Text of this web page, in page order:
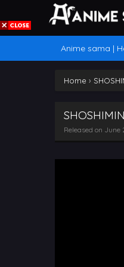
Anime sama |
Home ›
Released on June